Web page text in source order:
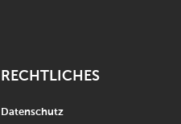
RECHTLICHES
Datenschutz